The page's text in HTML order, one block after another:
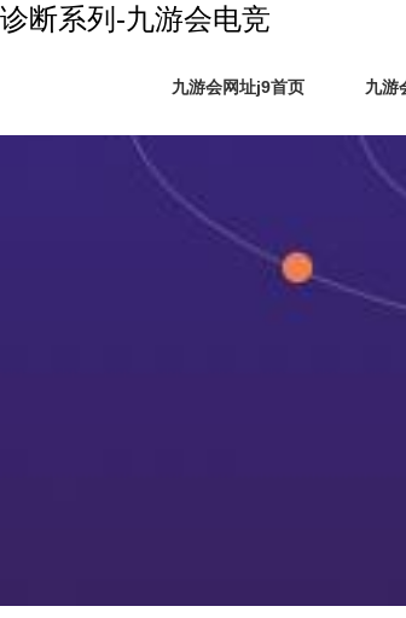
诊断系列-九游会电竞
九游会网址j9首页 九游